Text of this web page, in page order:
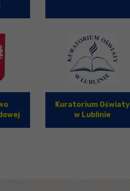
Kuratorium Oświaty
w Lublinie